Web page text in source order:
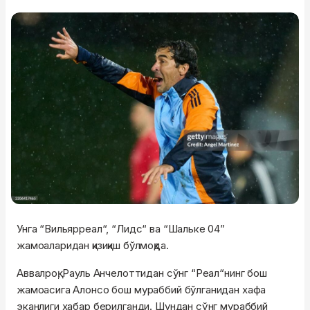
Унга “Вильярреал“, “Лидс“ ва “Шальке 04”
жамоаларидан қизиқиш бўлмоқда.
Аввалроқ, Рауль Анчелоттидан сўнг “Реал“нинг бош
жамоасига Алонсо бош мураббий бўлганидан хафа
эканлиги хабар берилганди. Шундан сўнг мураббий